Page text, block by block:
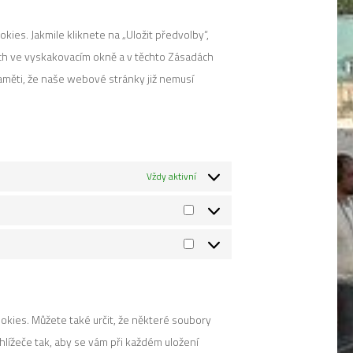
ostatní
Jakmile kliknete na „Uložit předvolby“,
ve vyskakovacím okně a v těchto Zásadách
že naše webové stránky již nemusí
Vždy aktivní
Statistiky
Marketing
Můžete také určit, že některé soubory
tak, aby se vám při každém uložení